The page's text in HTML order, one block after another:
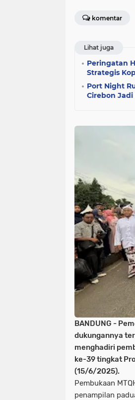
komentar
Lihat juga
Peringatan
Strategis
Port Night
Cirebon
BANDUNG -
dukungannya
menghadiri
ke-39 tingkat
(15/6/2025).
Pembukaan
penampilan